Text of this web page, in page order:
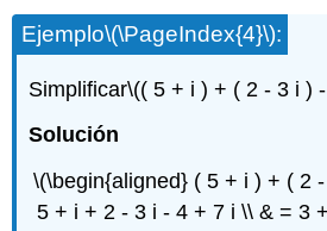
Ejemplo\(\PageIndex{4}\):
Simplificar\(( 5 + i ) + ( 2 - 3 i )
Solución
\(\begin{aligned} ( 5 + i ) + ( 2
5 + i + 2 - 3 i - 4 + 7 i \\ & = 3